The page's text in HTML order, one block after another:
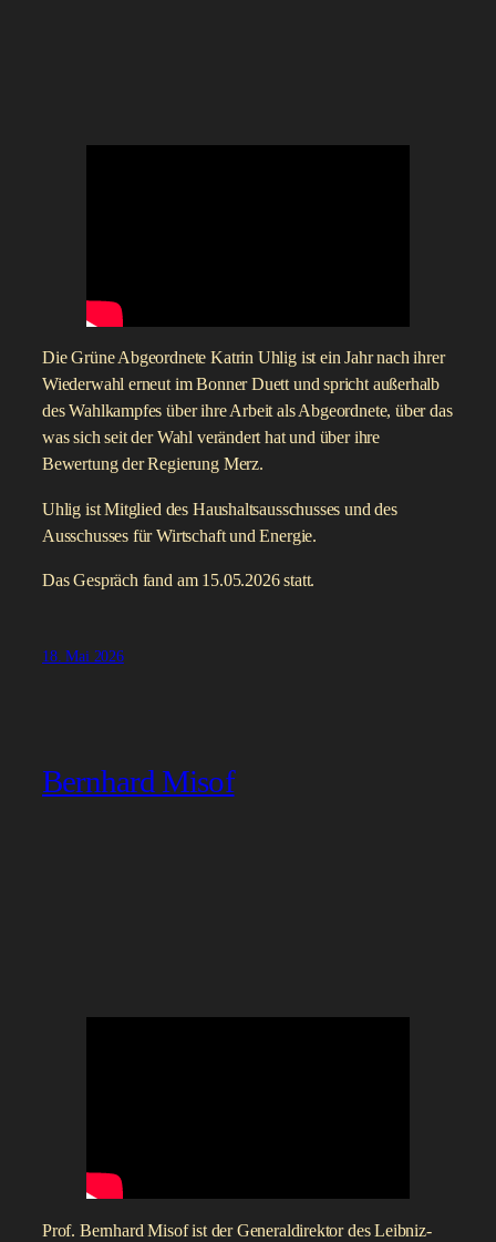
Die Grüne Abgeordnete Katrin Uhlig ist ein Jahr nach ihrer
Wiederwahl erneut im Bonner Duett und spricht außerhalb
des Wahlkampfes über ihre Arbeit als Abgeordnete, über das
was sich seit der Wahl verändert hat und über ihre
Bewertung der Regierung Merz.
Uhlig ist Mitglied des Haushaltsausschusses und des
Ausschusses für Wirtschaft und Energie.
Das Gespräch fand am 15.05.2026 statt.
18. Mai 2026
Bernhard Misof
Prof. Bernhard Misof ist der Generaldirektor des Leibniz-